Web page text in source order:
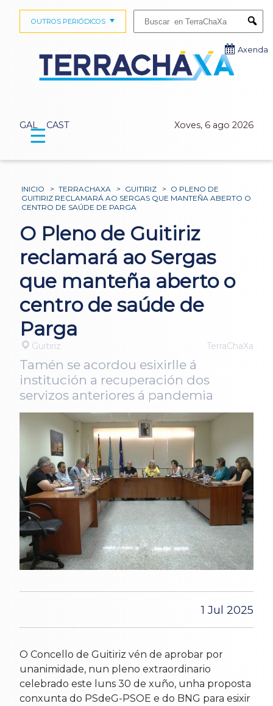
GAL CAST Xoves, 6 ago 2026
OUTROS PERIÓDICOS
Axenda
☰
INICIO > TERRACHAXA > GUITIRIZ > O PLENO DE
GUITIRIZ RECLAMARÁ AO SERGAS QUE MANTEÑA ABERTO O
CENTRO DE SAÚDE DE PARGA
O Pleno de Guitiriz
reclamará ao Sergas
que manteña aberto o
centro de saúde de
Parga
Guitiriz TerraChaXa
Tamén se acordou esixirlle á
institución a recuperación dos
servizos anteriores á pandemia
1 Jul 2025
O Concello de Guitiriz vén de aprobar por
unanimidade, nun pleno extraordinario
celebrado este luns 30 de xuño, unha proposta
conxunta do PSdeG-PSOE e do BNG para esixir